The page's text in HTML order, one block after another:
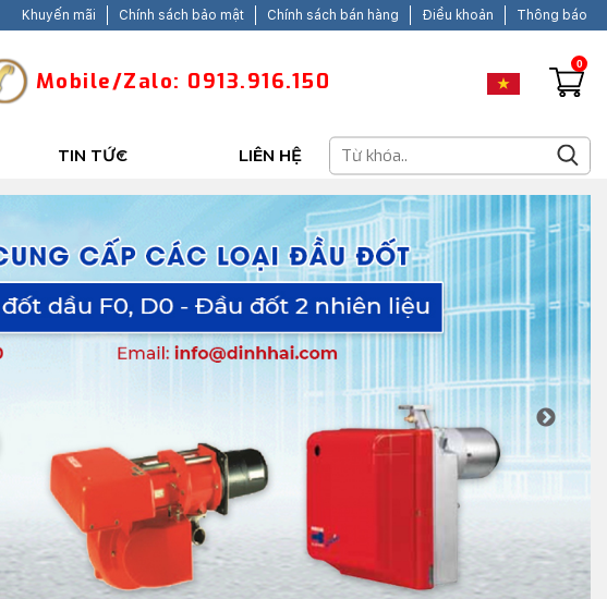
Khuyến mãi Chính sách bảo mật Chính sách bán hàng Điều khoản Thông báo
Mobile/Zalo: 0913.916.150
0
TIN TỨC LIÊN HỆ